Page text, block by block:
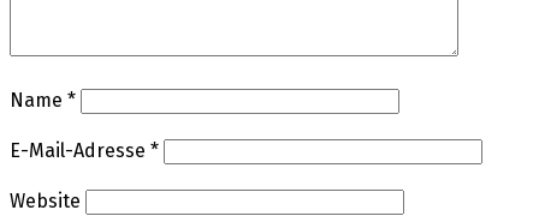
Name *
E-Mail-Adresse *
Website